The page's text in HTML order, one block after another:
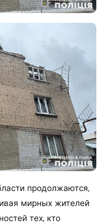
продолжаются,
мирных жителей
тех, кто